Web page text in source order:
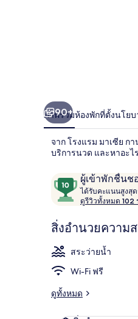
90+
ภาพรวมห้องพักที่ตั้งนโยบ
จาก โรงแรม มาเซีย ก
บริการนวด และหาอะไ
รีวิว ผู้เข้าพักชื่นช
10
จาก
10,
เข้า
พัก
ชื่น
ได้รับคะแนนสูงสุ
ดูรีวิวทั้งหมด 102
สิ่งอำนวยความ
สระว่ายน้ำ
Wi-Fi ฟรี
ดูทั้งหมด